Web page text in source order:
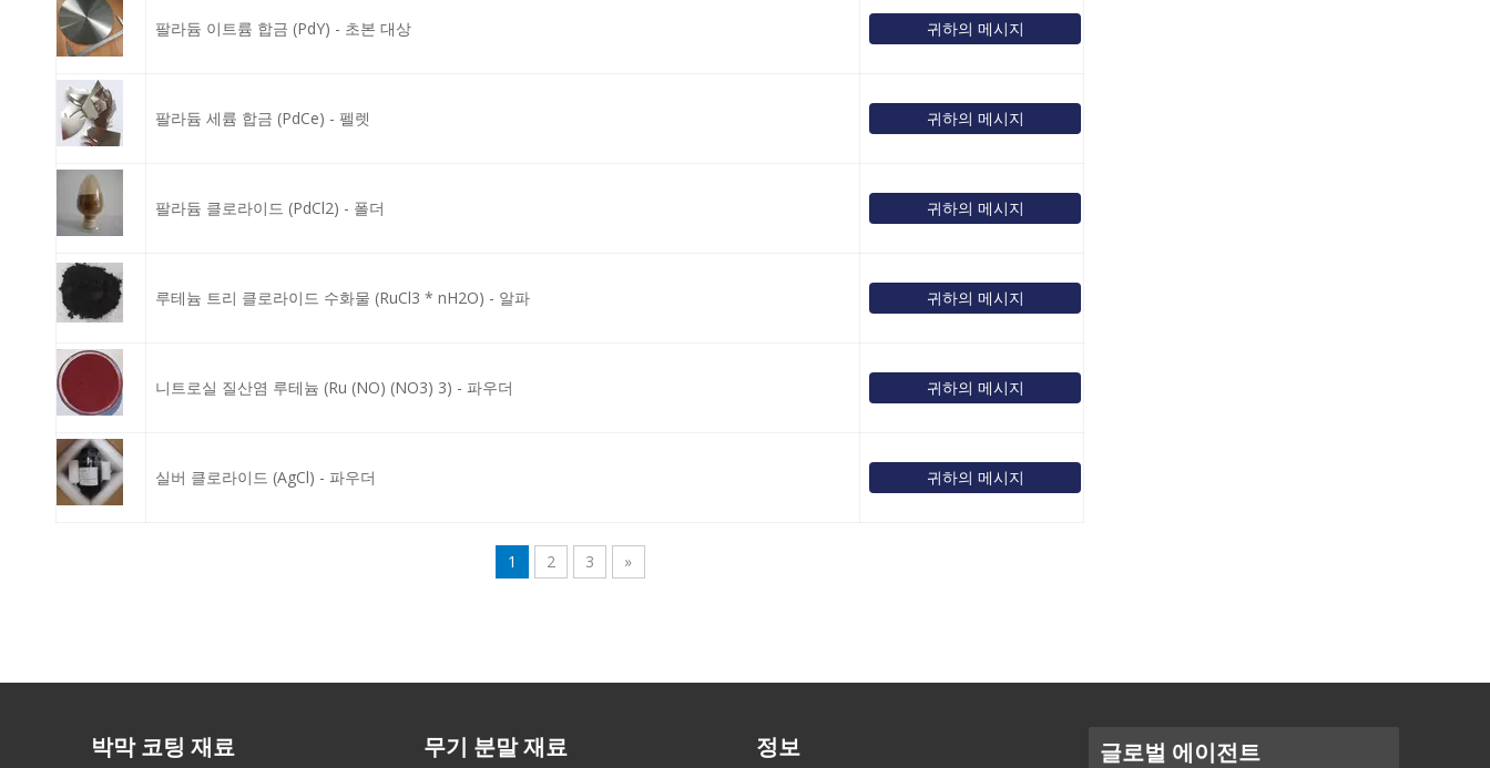
팔라듐 이트륨 합금 (PdY) - 초본 대상 귀하의 메시지
팔라듐 세륨 합금 (PdCe) - 펠렛 귀하의 메시지
팔라듐 클로라이드 (PdCl2) - 폴더 귀하의 메시지
루테늄 트리 클로라이드 수화물 (RuCl3 * nH2O) - 알파 귀하의 메시지
니트로실 질산염 루테늄 (Ru (NO) (NO3) 3) - 파우더 귀하의 메시지
실버 클로라이드 (AgCl) - 파우더 귀하의 메시지
1 2 3 »
박막 코팅 재료 무기 분말 재료 정보 글로벌 에이전트